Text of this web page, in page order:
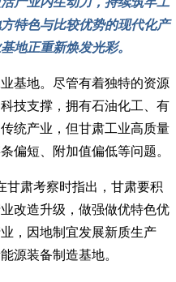
特色与比较优势的现代化产
地正重新焕发光彩。
基地。尽管有着独特的资源
技支撑，拥有石油化工、有
统产业，但甘肃工业高质量
偏短、附加值偏低等问题。
甘肃考察时指出，甘肃要积
改造升级，做强做优特色优
，因地制宜发展新质生产
源装备制造基地。